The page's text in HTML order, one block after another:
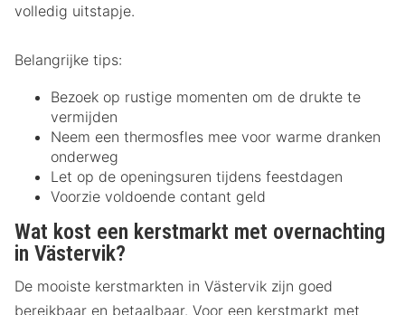
volledig uitstapje.
Belangrijke tips:
Bezoek op rustige momenten om de drukte te
vermijden
Neem een thermosfles mee voor warme dranken
onderweg
Let op de openingsuren tijdens feestdagen
Voorzie voldoende contant geld
Wat kost een kerstmarkt met overnachting
in Västervik?
De mooiste kerstmarkten in Västervik zijn goed
bereikbaar en betaalbaar. Voor een kerstmarkt met